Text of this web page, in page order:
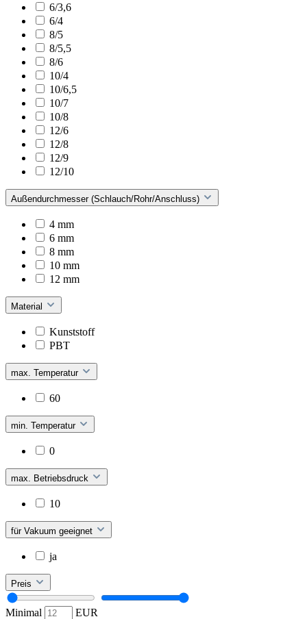
6/3,6
6/4
8/5
8/5,5
8/6
10/4
10/6,5
10/7
10/8
12/6
12/8
12/9
12/10
Außendurchmesser (Schlauch/Rohr/Anschluss)
4 mm
6 mm
8 mm
10 mm
12 mm
Material
Kunststoff
PBT
max. Temperatur
60
min. Temperatur
0
max. Betriebsdruck
10
für Vakuum geeignet
ja
Preis
Minimal
EUR